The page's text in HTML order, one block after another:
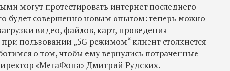
могут протестировать интернет последнего
будет совершенно новым опытом: теперь можно
видео, файлов, карт, проведения
пользовании „5G режимом“ клиент столкнется
о том, чтобы ему вернулись потраченные
«МегаФона» Дмитрий Рудских.